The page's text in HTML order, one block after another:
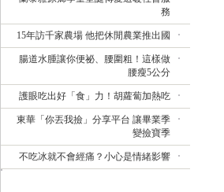
務
15年訪千家農場 他把休閒農業推出國
腸道水腫讓你便祕、腰圍粗！這樣做
腰瘦5公分
護眼吃出好「食」力！胡蘿蔔加熱吃
東華「你丟我撿」分享平台 讓畢業季
變撿寶季
不吃冰就不會經痛？小心是情緒影響